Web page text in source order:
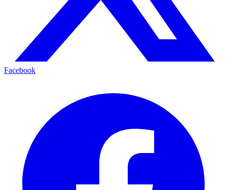
Facebook